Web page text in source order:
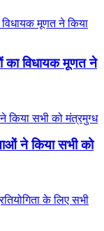
का विधायक मूणत ने
ने किया सभी को